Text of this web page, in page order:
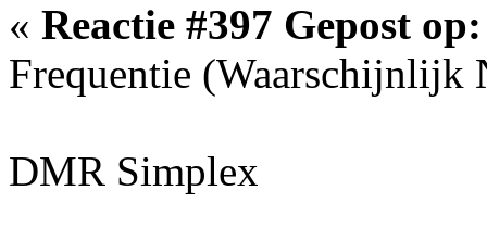
« Reactie #397 Gepost op:
Frequentie (Waarschijnlijk
DMR Simplex